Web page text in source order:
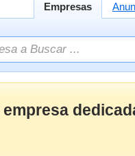
Empresas